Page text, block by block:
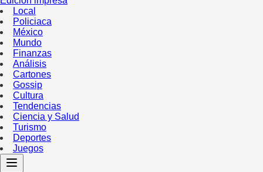
Local
Policiaca
México
Mundo
Finanzas
Análisis
Cartones
Gossip
Cultura
Tendencias
Ciencia y Salud
Turismo
Deportes
Juegos